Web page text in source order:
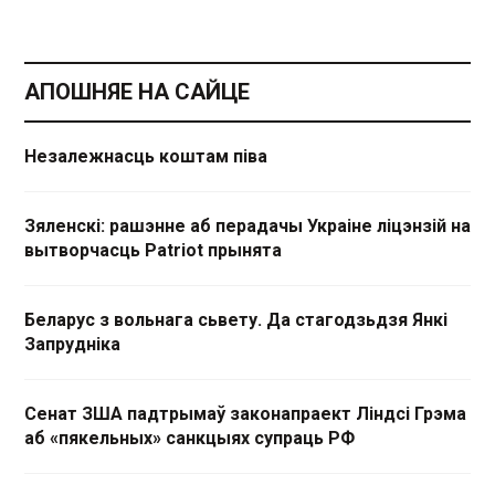
АПОШНЯЕ НА САЙЦЕ
Незалежнасць коштам піва
Зяленскі: рашэнне аб перадачы Украіне ліцэнзій на
вытворчасць Patriot прынята
Беларус з вольнага сьвету. Да стагодзьдзя Янкі
Запрудніка
Сенат ЗША падтрымаў законапраект Ліндсі Грэма
аб «пякельных» санкцыях супраць РФ